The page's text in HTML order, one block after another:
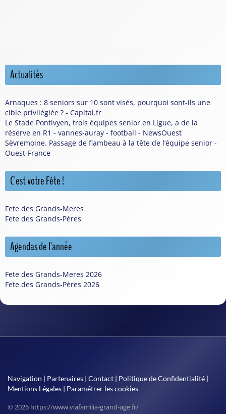
Actualités
Arnaques : 8 seniors sur 10 sont visés, pourquoi sont-ils une
cible privilégiée ? - Capital.fr
Le Stade Pontivyen, trois équipes senior en Ligue, a de la
réserve en R1 - vannes-auray - football - NewsOuest
Sèvremoine. Passage de flambeau à la tête de l’équipe senior -
Ouest-France
C'est votre Fête !
Fete des Grands-Meres
Fete des Grands-Pères
Agendas de l'année
Fete des Grands-Meres 2026
Fete des Grands-Pères 2026
Navigation | Partenaires | Contact | Politique de Confidentialité |
Mentions Légales | Paramétrer les cookies
© 2026 https://www.viafamilia-grand-age.fr/